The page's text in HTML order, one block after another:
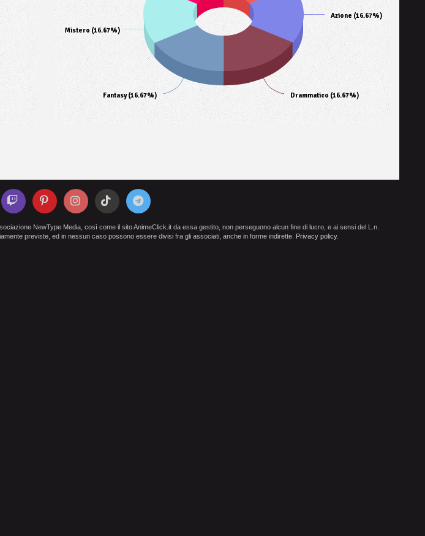
Azione (16.67%)
Drammatico (16.67%)
Fantasy (16.67%)
Mistero (16.67%)
NewType Media, così come il sito AnimeClick.it da essa gestito, non perseguono alcun fine di lucro, e ai sensi del L.n.
previste, ed in nessun caso possono essere divisi fra gli associati, anche in forme indirette. Privacy policy.